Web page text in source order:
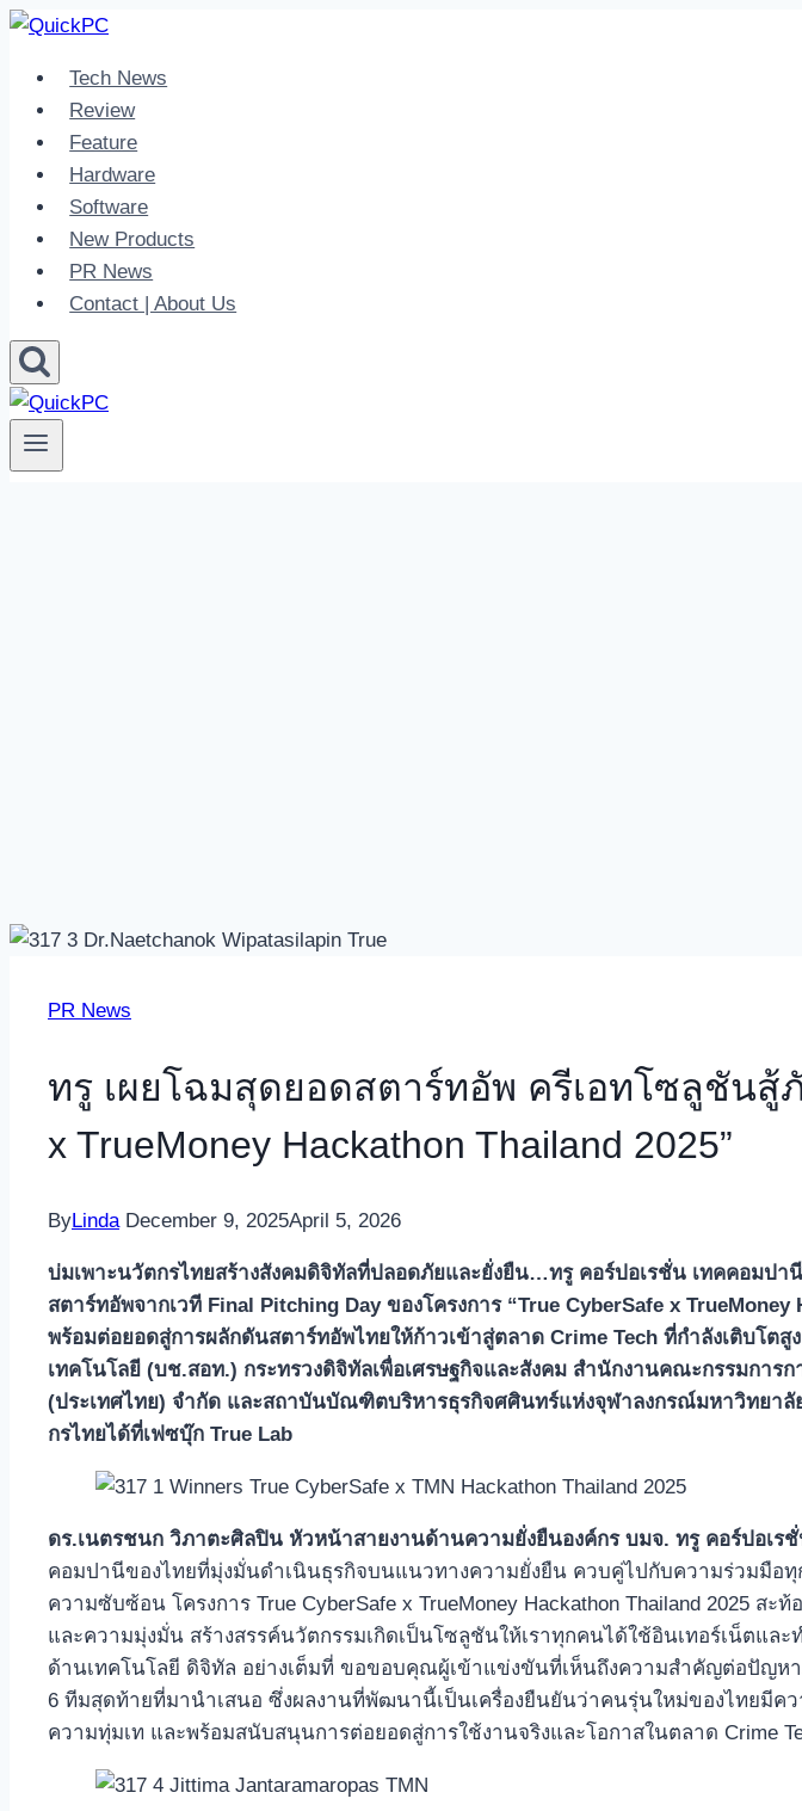
Skip
contentTech News
Review
Feature
Hardware
Software
New Products
PR News
Contact | About Us
PR News
ทรู เผยโฉมสุดยอดสตาร์ทอัพ ครีเอทโซลูชันสู้
x TrueMoney Hackathon Thailand 2025”
ByLinda December 9, 2025April 5, 2026
บ่มเพาะนวัตกรไทยสร้างสังคมดิจิทัลที่ปลอดภัยและยั่งยืน…ทรู คอร์ปอเรชั่น เทคคอมปา
สตาร์ทอัพจากเวที Final Pitching Day ของโครงการ “True CyberSafe x TrueMoney
พร้อมต่อยอดสู่การผลักดันสตาร์ทอัพไทยให้ก้าวเข้าสู่ตลาด Crime Tech ที่กำลังเติบโตสูง
เทคโนโลยี (บช.สอท.) กระทรวงดิจิทัลเพื่อเศรษฐกิจและสังคม สำนักงานคณะกรรมกา
(ประเทศไทย) จำกัด และสถาบันบัณฑิตบริหารธุรกิจศศินทร์แห่งจุฬาลงกรณ์มหาวิทยาลั
กรไทยได้ที่เฟซบุ๊ก True Lab
ดร.เนตรชนก วิภาตะศิลปิน หัวหน้าสายงานด้านความยั่งยืนองค์กร บมจ. ทรู คอร์ปอเร
คอมปานีของไทยที่มุ่งมั่นดำเนินธุรกิจบนแนวทางความยั่งยืน ควบคู่ไปกับความร่วมมือ
ความซับซ้อน โครงการ True CyberSafe x TrueMoney Hackathon Thailand 2025
และความมุ่งมั่น สร้างสรรค์นวัตกรรมเกิดเป็นโซลูชันให้เราทุกคนได้ใช้อินเทอร์เน็ตแ
ด้านเทคโนโลยี ดิจิทัล อย่างเต็มที่ ขอขอบคุณผู้เข้าแข่งขันที่เห็นถึงความสำคัญต่อปัญหา
6 ทีมสุดท้ายที่มานำเสนอ ซึ่งผลงานที่พัฒนานี้เป็นเครื่องยืนยันว่าคนรุ่นใหม่ของไทยมีค
ความทุ่มเท และพร้อมสนับสนุนการต่อยอดสู่การใช้งานจริงและโอกาสในตลาด Crime